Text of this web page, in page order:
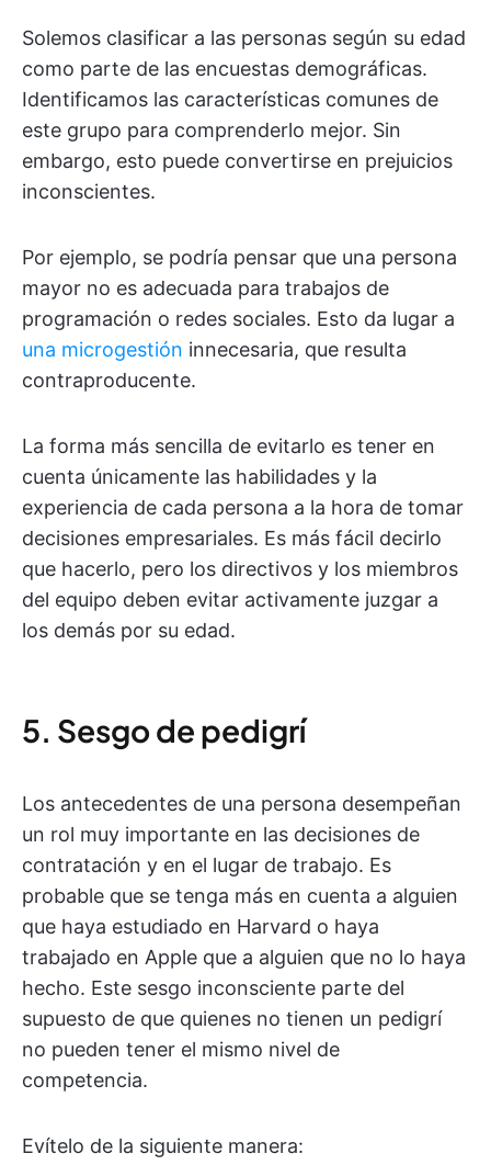
Solemos clasificar a las personas según su edad
como parte de las encuestas demográficas.
Identificamos las características comunes de
este grupo para comprenderlo mejor. Sin
embargo, esto puede convertirse en prejuicios
inconscientes.
Por ejemplo, se podría pensar que una persona
mayor no es adecuada para trabajos de
programación o redes sociales. Esto da lugar a
una microgestión innecesaria, que resulta
contraproducente.
La forma más sencilla de evitarlo es tener en
cuenta únicamente las habilidades y la
experiencia de cada persona a la hora de tomar
decisiones empresariales. Es más fácil decirlo
que hacerlo, pero los directivos y los miembros
del equipo deben evitar activamente juzgar a
los demás por su edad.
5. Sesgo de pedigrí
Los antecedentes de una persona desempeñan
un rol muy importante en las decisiones de
contratación y en el lugar de trabajo. Es
probable que se tenga más en cuenta a alguien
que haya estudiado en Harvard o haya
trabajado en Apple que a alguien que no lo haya
hecho. Este sesgo inconsciente parte del
supuesto de que quienes no tienen un pedigrí
no pueden tener el mismo nivel de
competencia.
Evítelo de la siguiente manera: